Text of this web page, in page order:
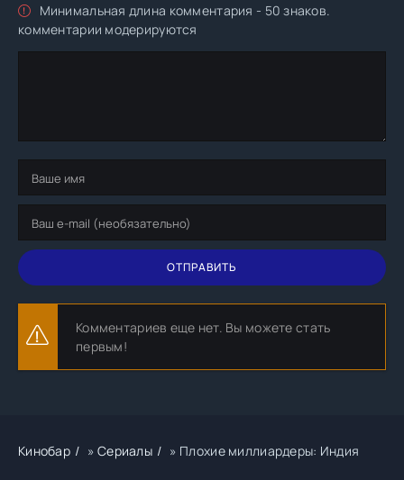
Минимальная длина комментария - 50 знаков.
комментарии модерируются
ОТПРАВИТЬ
Комментариев еще нет. Вы можете стать
первым!
Кинобар »Сериалы » Плохие миллиардеры: Индия